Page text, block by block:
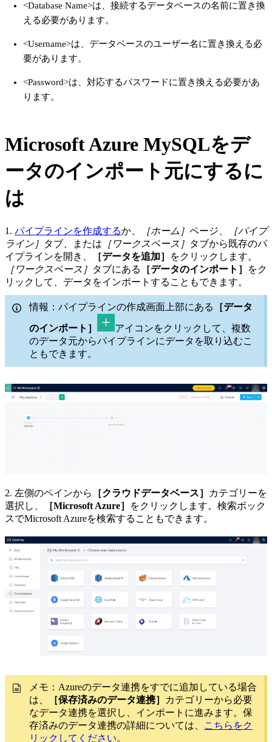
<Database Name>は、接続するデータベースの名前に置き換
える必要があります。
<Username>は、データベースのユーザー名に置き換える必
要があります。
<Password>は、対応するパスワードに置き換える必要があ
ります。
Microsoft Azure MySQLをデ
ータのインポート元にするに
は
1. パイプラインを作成するか、 ［ホーム］ ページ、
［パイプ
ライン］ タブ、または ［ワークスペース］ タブから既存のパ
イプラインを開き、
［データを追加］
をクリックします。
［ワークスペース］ タブにある ［データのインポート］
をク
リックして、データをインポートすることもできます。
情報：パイプラインの作成画面上部にある ［データ
のインポート］
アイコンをクリックして、複数
のデータ元からパイプラインにデータを取り込むこ
ともできます。
2. 左側のペインから ［クラウドデータベース］
カテゴリーを
選択し、
［Microsoft Azure］
をクリックします。検索ボック
スでMicrosoft Azureを検索することもできます。
メモ：Azureのデータ連携をすでに追加している場合
は、
［保存済みのデータ連携］
カテゴリーから必要
なデータ連携を選択し、インポートに進みます。保
存済みのデータ連携の詳細については、
こちらをク
リックしてください。